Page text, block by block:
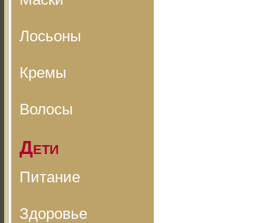
Лосьоны
Кремы
Волосы
Дети
Питание
Здоровье